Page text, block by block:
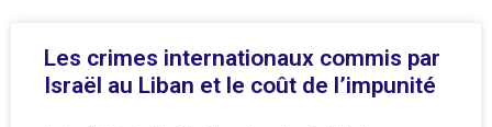
Les crimes internationaux commis par
Israël au Liban et le coût de l’impunité